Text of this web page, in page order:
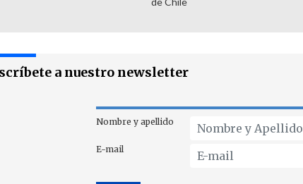
a nuestro newsletter
Nombre y apellido
E-mail